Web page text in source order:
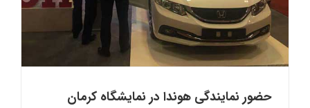
حضور نمایندگی هوندا در نمایشگاه کرمان